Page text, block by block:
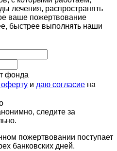
лечения, распространять
ваше пожертвование
быстрее выполнять наши
фонда
и даю согласие на
следите за
пожертвовании поступает
банковских дней.